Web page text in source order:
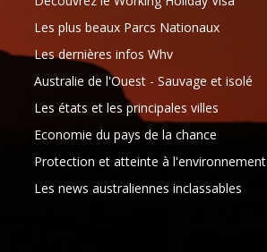
Les plus beaux Parcs Nationaux
Les dernières infos Whv
Australie de l'Ouest - Sauvage et isolé
Les états et les principales villes
Economie du pays de la chance
Protection et atteinte à l'environnement
Les news australiennes inclassables